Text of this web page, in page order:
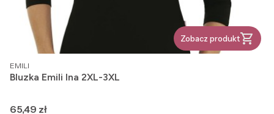
Zobacz produkt
PRODUCENT
EMILI
Bluzka Emili Ina 2XL-3XL
Cena
65,49 zł